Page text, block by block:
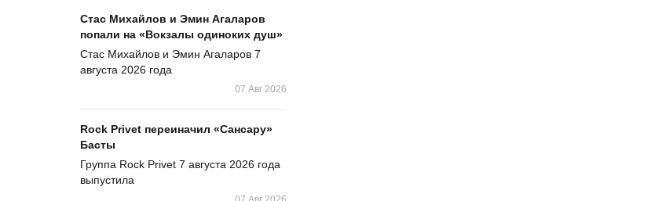
Стас Михайлов и Эмин Агаларов
попали на «Вокзалы одиноких душ»
Стас Михайлов и Эмин Агаларов 7
августа 2026 года
07 Авг 2026
Rock Privet переиначил «Сансару»
Басты
Группа Rock Privet 7 августа 2026 года
выпустила